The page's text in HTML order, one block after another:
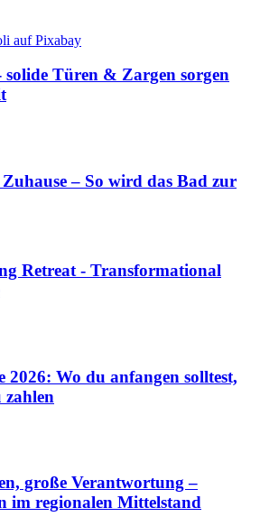
Türen & Zargen sorgen
– So wird das Bad zur
Retreat - Transformational
2026: Wo du anfangen solltest,
zahlen
große Verantwortung –
im regionalen Mittelstand